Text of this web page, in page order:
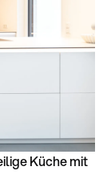
Küche mit